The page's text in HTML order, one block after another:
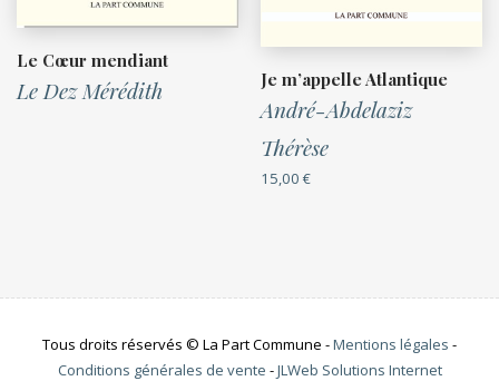
Le Cœur mendiant
Le Dez Mérédith Je m’appelle Atlantique
André-Abdelaziz
Thérèse
15,00 €
Tous droits réservés © La Part Commune -Mentions légales -
Conditions générales de vente -JLWeb Solutions Internet